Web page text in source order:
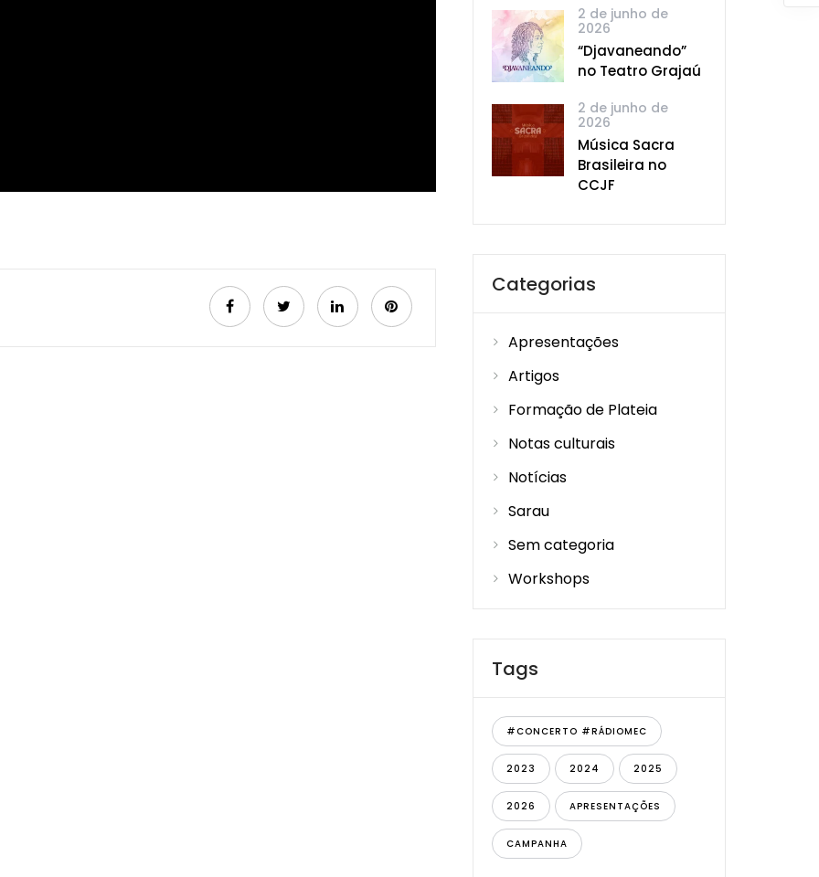
2 de junho de
2026
“Djavaneando”
no Teatro Grajaú
2 de junho de
2026
Música Sacra
Brasileira no
CCJF
Categorias
Apresentações
Artigos
Formação de Plateia
Notas culturais
Notícias
Sarau
Sem categoria
Workshops
Tags
#CONCERTO #RÁDIOMEC
2023 2024 2025
2026 APRESENTAÇÕES
CAMPANHA